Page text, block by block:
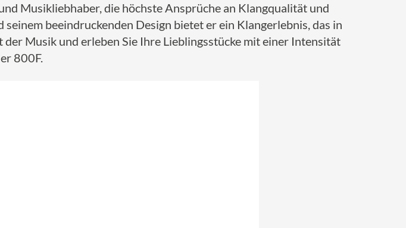
Musikliebhaber, die höchste Ansprüche an Klangqualität und
beeindruckenden Design bietet er ein Klangerlebnis, das in
der Musik und erleben Sie Ihre Lieblingsstücke mit einer Intensität
800F.